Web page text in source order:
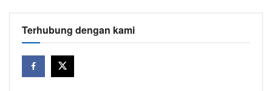
Terhubung dengan kami